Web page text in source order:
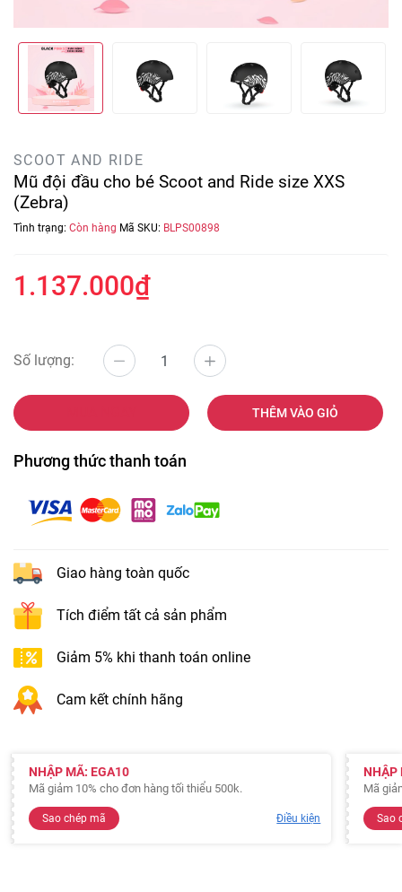
SCOOT AND RIDE
Mũ đội đầu cho bé Scoot and Ride size XXS
(Zebra)
Tình trạng: Còn hàng Mã SKU: BLPS00898
1.137.000₫
Số lượng:
THÊM VÀO GIỎ
Phương thức thanh toán
Giao hàng toàn quốc
Tích điểm tất cả sản phẩm
Giảm 5% khi thanh toán online
Cam kết chính hãng
NHẬP MÃ: EGA10
Mã giảm 10% cho đơn hàng tối thiểu 500k.
Sao chép mã Điều kiện
NHẬP
Mã
Sao